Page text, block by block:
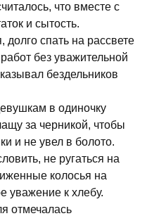
что вместе с
и сытость.
спать на рассвете
без уважительной
бездельников
в одиночку
за черникой, чтобы
и не увел в болото.
не ругаться на
колосья на
уважение к хлебу.
отмечалась